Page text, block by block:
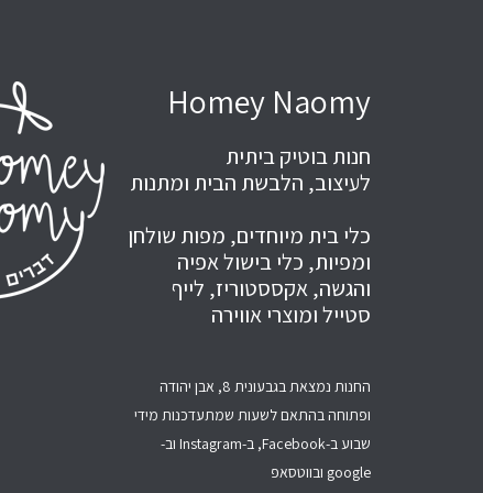
Homey Naomy
חנות בוטיק ביתית
לעיצוב, הלבשת הבית ומתנות
כלי בית מיוחדים, מפות שולחן
ומפיות, כלי בישול אפיה
והגשה, אקססטוריז, לייף
סטייל ומוצרי אווירה
החנות נמצאת בגבעונית 8, אבן יהודה
ופתוחה בהתאם לשעות שמתעדכנות מידי
שבוע ב-Facebook, ב-Instagram וב-
google ובווטסאפ